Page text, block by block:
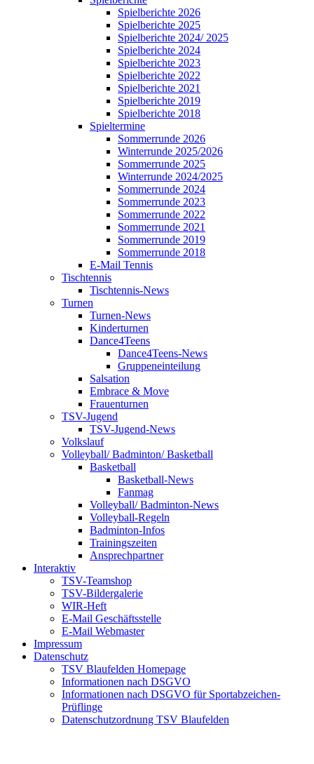
Spielberichte 2026
Spielberichte 2025
Spielberichte 2024/ 2025
Spielberichte 2024
Spielberichte 2023
Spielberichte 2022
Spielberichte 2021
Spielberichte 2019
Spielberichte 2018
Spieltermine
Sommerrunde 2026
Winterrunde 2025/2026
Sommerrunde 2025
Winterrunde 2024/2025
Sommerrunde 2024
Sommerrunde 2023
Sommerrunde 2022
Sommerrunde 2021
Sommerrunde 2019
Sommerrunde 2018
E-Mail Tennis
Tischtennis
Tischtennis-News
Turnen
Turnen-News
Kinderturnen
Dance4Teens
Dance4Teens-News
Gruppeneinteilung
Salsation
Embrace & Move
Frauenturnen
TSV-Jugend
TSV-Jugend-News
Volkslauf
Volleyball/ Badminton/ Basketball
Basketball
Basketball-News
Fanmag
Volleyball/ Badminton-News
Volleyball-Regeln
Badminton-Infos
Trainingszeiten
Ansprechpartner
Interaktiv
TSV-Teamshop
TSV-Bildergalerie
WIR-Heft
E-Mail Geschäftsstelle
E-Mail Webmaster
Impressum
Datenschutz
TSV Blaufelden Homepage
Informationen nach DSGVO
Informationen nach DSGVO für Sportabzeichen-
Prüflinge
Datenschutzordnung TSV Blaufelden